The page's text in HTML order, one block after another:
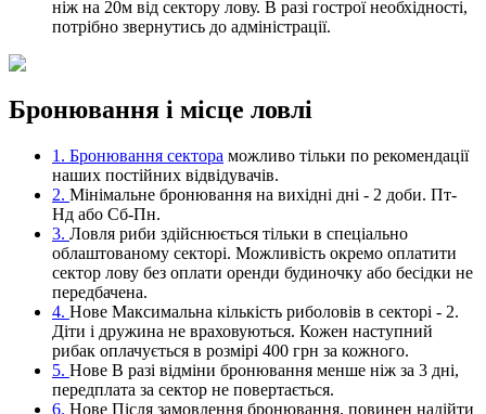
ніж на 20м від сектору лову. В разі гострої необхідності,
потрібно звернутись до адміністрації.
Бронювання і місце ловлі
1. Бронювання сектора можливо тільки по рекомендації
наших постійних відвідувачів.
2. Мінімальне бронювання на вихідні дні - 2 доби. Пт-
Нд або Сб-Пн.
3. Ловля риби здійснюється тільки в спеціально
облаштованому секторі. Можливість окремо оплатити
сектор лову без оплати оренди будиночку або бесідки не
передбачена.
4. Нове Максимальна кількість риболовів в секторі - 2.
Діти і дружина не враховуються. Кожен наступний
рибак оплачується в розмірі 400 грн за кожного.
5. Нове В разі відміни бронювання менше ніж за 3 дні,
передплата за сектор не повертається.
6. Нове Після замовлення бронювання, повинен надійти